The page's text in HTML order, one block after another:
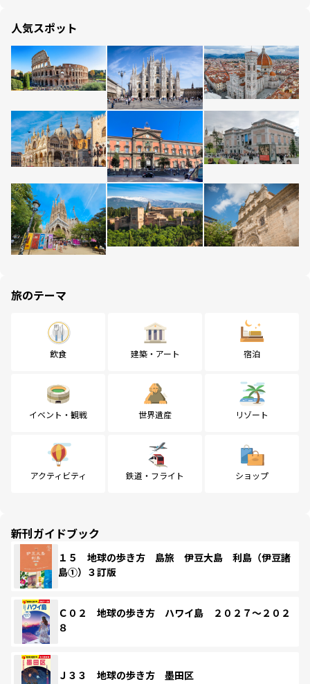
人気スポット
旅のテーマ
飲食 建築・アート 宿泊
イベント・観戦 世界遺産 リゾート
アクティビティ 鉄道・フライト ショップ
新刊ガイドブック
１５ 地球の歩き方 島旅 伊豆大島 利島（伊豆諸
島①）３訂版
Ｃ０２ 地球の歩き方 ハワイ島 ２０２７～２０２
８
Ｊ３３ 地球の歩き方 墨田区